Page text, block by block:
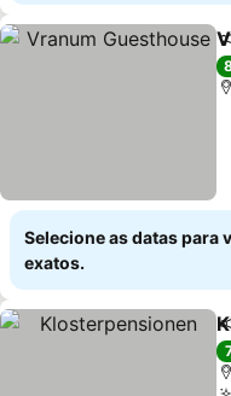
Selecione as datas para
exatos.